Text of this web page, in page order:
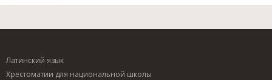
Латинский язык
Хрестоматии для национальной школы